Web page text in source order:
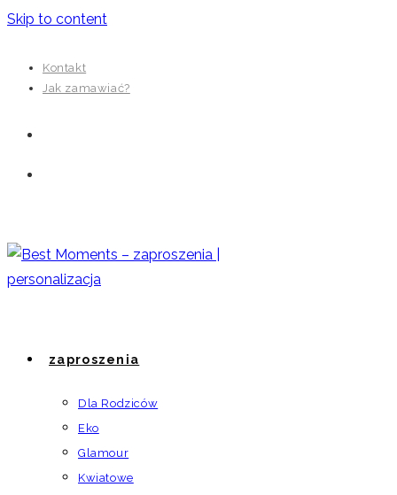
Skip to content
Kontakt
Jak zamawiać?
zaproszenia
Dla Rodziców
Eko
Glamour
Kwiatowe